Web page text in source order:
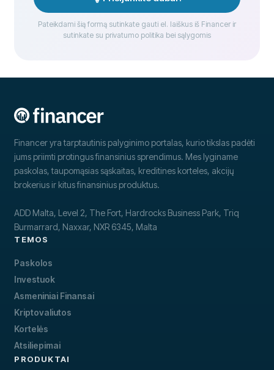
Pateikdami šią formą sutinkate gauti el. laiškus iš Financer ir
sutinkate su privatumo politika bei sąlygomis
Financer yra tarptautinis palyginimo portalas, kurio tikslas padėti
jums priimti protingus finansinius sprendimus. Mes lyginame
paskolas, taupomąsias sąskaitas, kreditines korteles, akcijų
brokerius ir kitus finansinius produktus.
ADD Malta, Level 2, The Fort, Hardrocks Business Park, Triq
Burmarrard, Naxxar, NXR 6345, Malta
TEMOS
Paskolos
Investuok
Asmeniniai Finansai
Kriptovaliutos
Kortelės
Atsiliepimai
PRODUKTAI